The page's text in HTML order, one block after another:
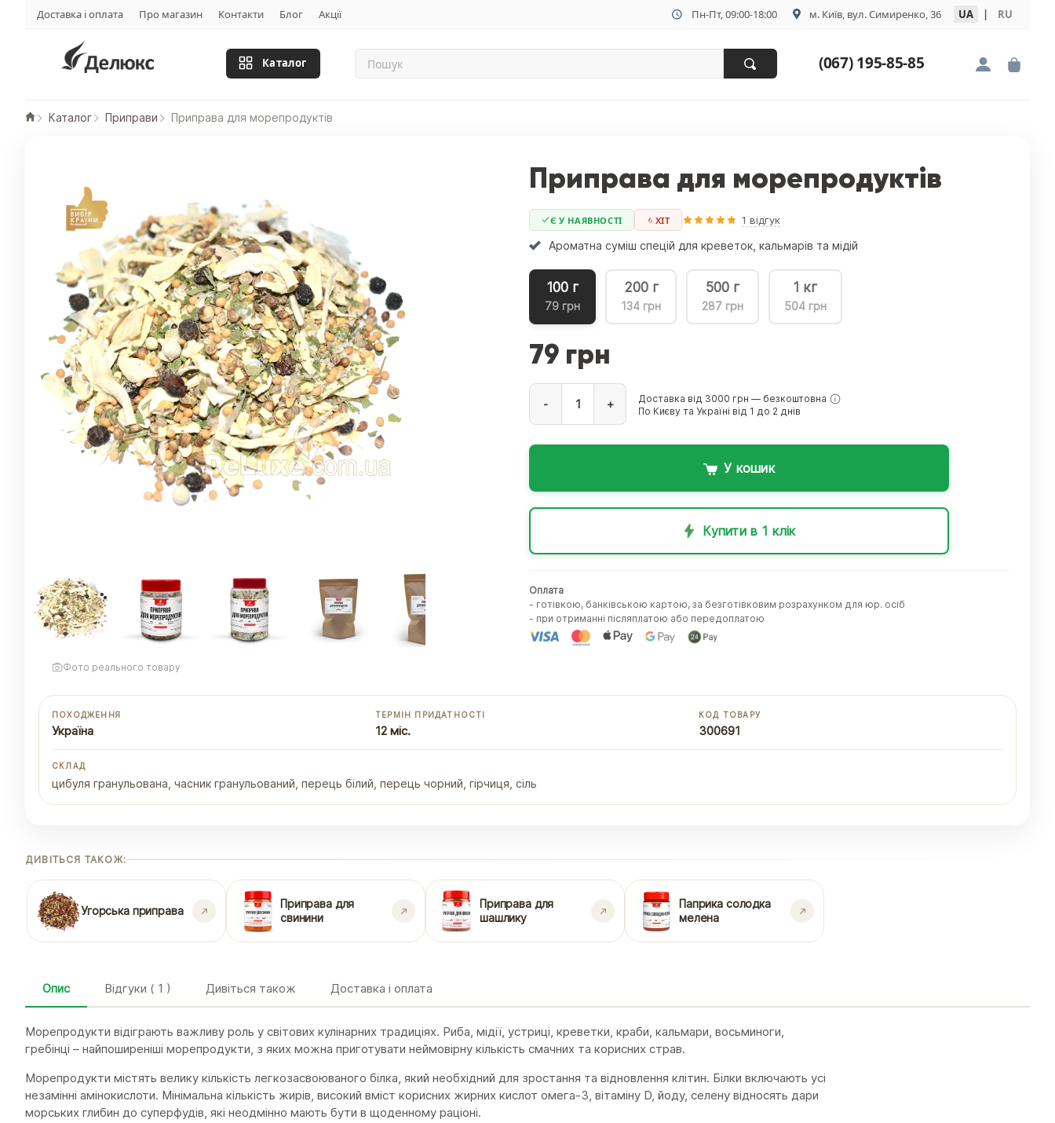
Доставка і оплата Про магазин Контакти Блог Акції Пн-Пт, 09:00-18:00 м. Київ, вул. Симиренко, 36 UA | RU
Каталог (067) 195-85-85
Каталог Приправи Приправа для морепродуктів
Фото реального товару
Приправа для морепродуктів
Є У НАЯВНОСТІ ХIТ 1 відгук
Ароматна суміш спецій для креветок, кальмарів та мідій
100 г
79 грн
200 г
134 грн
500 г
287 грн
1 кг
504 грн
79 грн
- +
Доставка від 3000 грн — безкоштовна
По Києву та Україні від 1 до 2 днів
У кошик
Купити в 1 клік
Оплата
- готівкою, банківською картою, за безготівковим розрахунком для юр. осіб
- при отриманні післяплатою або передоплатою
ПОХОДЖЕННЯ
Україна
ТЕРМІН ПРИДАТНОСТІ
12 міс.
КОД ТОВАРУ
300691
СКЛАД
цибуля гранульована, часник гранульований, перець білий, перець чорний, гірчиця, сіль
ДИВІТЬСЯ ТАКОЖ:
Угорська приправа
Приправа для
свинини
Приправа для
шашлику
Паприка солодка
мелена
Опис Відгуки ( 1 ) Дивіться також Доставка і оплата
Морепродукти відіграють важливу роль у світових кулінарних традиціях. Риба, мідії, устриці, креветки, краби, кальмари, восьминоги,
гребінці – найпоширеніші морепродукти, з яких можна приготувати неймовірну кількість смачних та корисних страв.
Морепродукти містять велику кількість легкозасвоюваного білка, який необхідний для зростання та відновлення клітин. Білки включають усі
незамінні амінокислоти. Мінімальна кількість жирів, високий вміст корисних жирних кислот омега-3, вітаміну D, йоду, селену відносять дари
морських глибин до суперфудів, які неодмінно мають бути в щоденному раціоні.